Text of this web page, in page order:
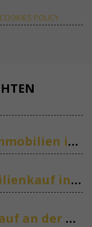
COOKIES POLICY
Ihr deutscher Makler für Immobilien in Marbella
Due Diligence beim Immobilienkauf in Spanien
Steuern beim Immobilienkauf an der Costa del Sol